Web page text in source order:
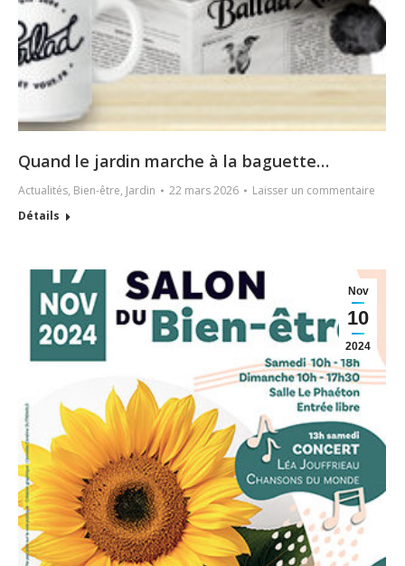
Quand le jardin marche à la baguette…
Actualités, Bien-être, Jardin 22 mars 2026
Laisser un commentaire
Détails
Nov
10
2024